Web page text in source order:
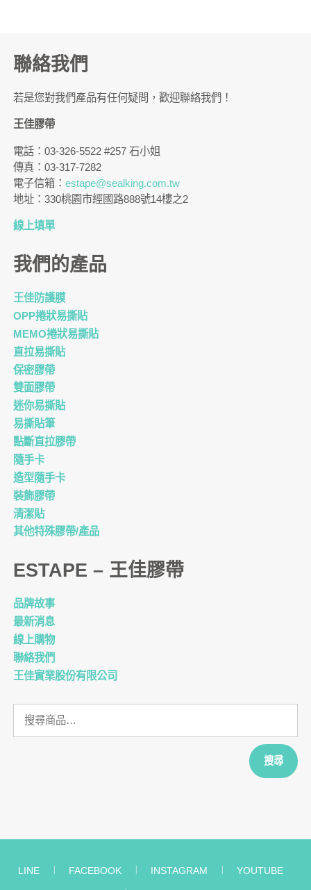
聯絡我們
若是您對我們產品有任何疑問，歡迎聯絡我們！
王佳膠帶
電話：03-326-5522 #257 石小姐
傳真：03-317-7282
電子信箱：estape@sealking.com.tw
地址：330桃園市經國路888號14樓之2
線上填單
我們的產品
王佳防護膜
OPP捲狀易撕貼
MEMO捲狀易撕貼
直拉易撕貼
保密膠帶
雙面膠帶
迷你易撕貼
易撕貼筆
點斷直拉膠帶
隨手卡
造型隨手卡
裝飾膠帶
清潔貼
其他特殊膠帶/產品
ESTAPE – 王佳膠帶
品牌故事
最新消息
線上購物
聯絡我們
王佳實業股份有限公司
搜尋
LINE FACEBOOK INSTAGRAM YOUTUBE